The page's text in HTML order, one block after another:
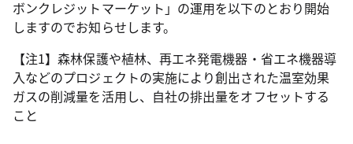
ボンクレジットマーケット」の運用を以下のとおり開始
しますのでお知らせします。
【注1】森林保護や植林、再エネ発電機器・省エネ機器導
入などのプロジェクトの実施により創出された温室効果
ガスの削減量を活用し、自社の排出量をオフセットする
こと